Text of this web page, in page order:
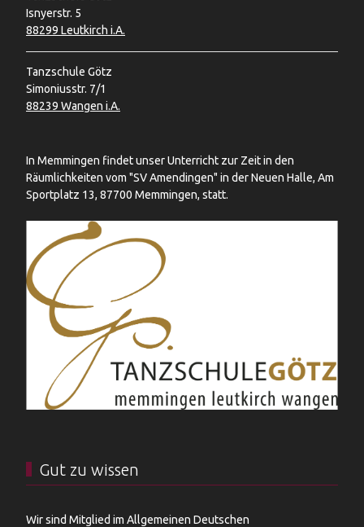
Isnyerstr. 5
88299 Leutkirch i.A.
Tanzschule Götz
Simoniusstr. 7/1
88239 Wangen i.A.
In Memmingen findet unser Unterricht zur Zeit in den
Räumlichkeiten vom "SV Amendingen" in der Neuen Halle, Am
Sportplatz 13, 87700 Memmingen, statt.
Gut zu wissen
Wir sind Mitglied im Allgemeinen Deutschen